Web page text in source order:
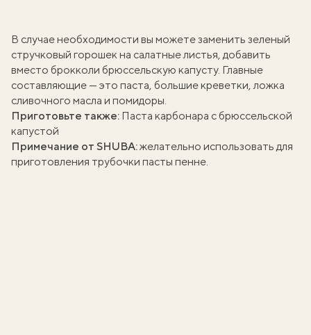
В случае необходимости вы можете заменить зеленый
стручковый горошек на салатные листья, добавить
вместо брокколи брюссельскую капусту. Главные
составляющие — это паста, большие креветки, ложка
сливочного масла и помидоры.
Приготовьте также: Паста карбонара с брюссельской
капустой
Примечание от SHUBA:желательно использовать для
приготовления трубочки пасты пенне.